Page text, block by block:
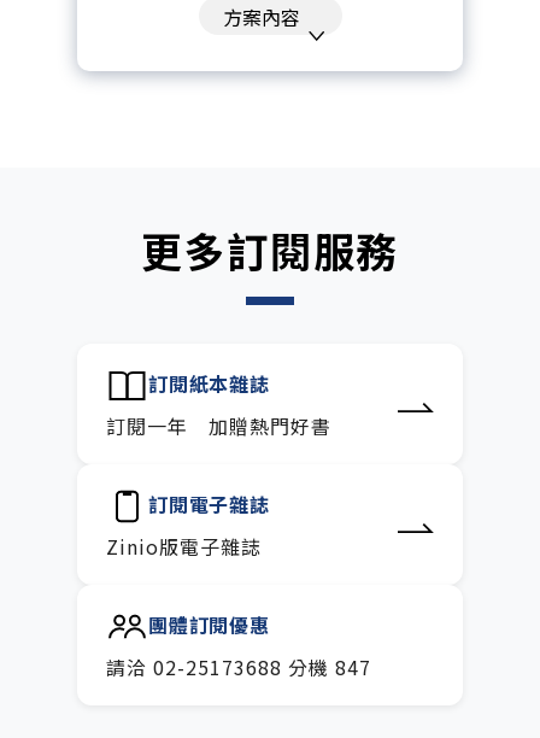
訂閱到期自動扣款。
訂閱專屬電子報：國際、金融、科
方案內容
更多訂閱服務
訂閱紙本雜誌
訂閱一年 加贈熱門好書
訂閱電子雜誌
Zinio版電子雜誌
團體訂閱優惠
請洽 02-25173688 分機 847